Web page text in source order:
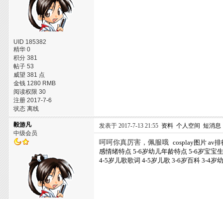
UID 185382
精华 0
积分 381
帖子 53
威望 381 点
金钱 1280 RMB
阅读权限 30
注册 2017-7-6
状态 离线
毅游凡
中级会员
发表于 2017-7-13 21:55 资料 个人空间 短消息
呵呵你真厉害，佩服哦 cosplay图片 av排
感情绪特点 5-6岁幼儿年龄特点 5-6岁宝宝
4-5岁儿歌歌词 4-5岁儿歌 3-6岁百科 3-4岁